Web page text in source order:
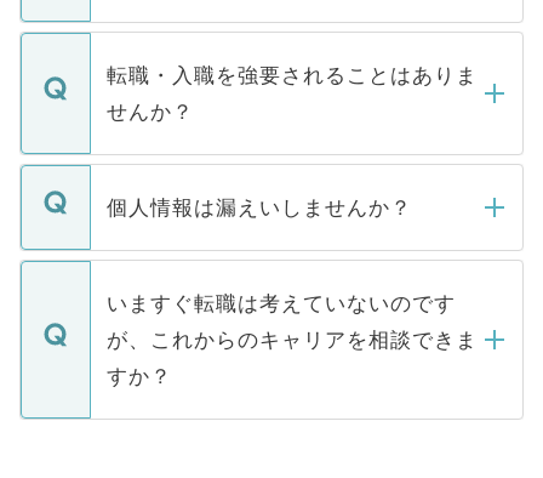
ます。通常、5営業日以内にはご連絡をせて
いただきますので、しばらくお待ちくださ
マイナビDOCTORで取り扱っている求人の
うち約3割は、Webサイトからご覧いただ
けない「非公開求人」です。非公開求人は
下記の理由によって、一般には公開してい
ません。
■応募殺到を避けるため 人気のある医療機
関を公にしてしまうと、応募が殺到する場
に、医療機関が求める条件に合った人材の
みを人材紹介会社に依頼するケースが増え
ています。
転職・入職を強要されることはありま
せんか？
転職・入職を強要することは一切ありませ
ん。また、仮に応募先から内定をいただい
定を承諾する必要はありません。内定先へ
の辞退の連絡はキャリアパートナーが行い
個人情報は漏えいしませんか？
個人情報が漏えいすることはありませんの
で、ご安心ください。当サイトからの登録
などで収集したご登録者様の個人情報は、
ご本人のキャリアアップおよび転職活動の
支援を目的に使用いたします。お預かりし
ているすべての個人データはご本人の許可
いますぐ転職は考えていないのです
が、これからのキャリアを相談できま
すか？